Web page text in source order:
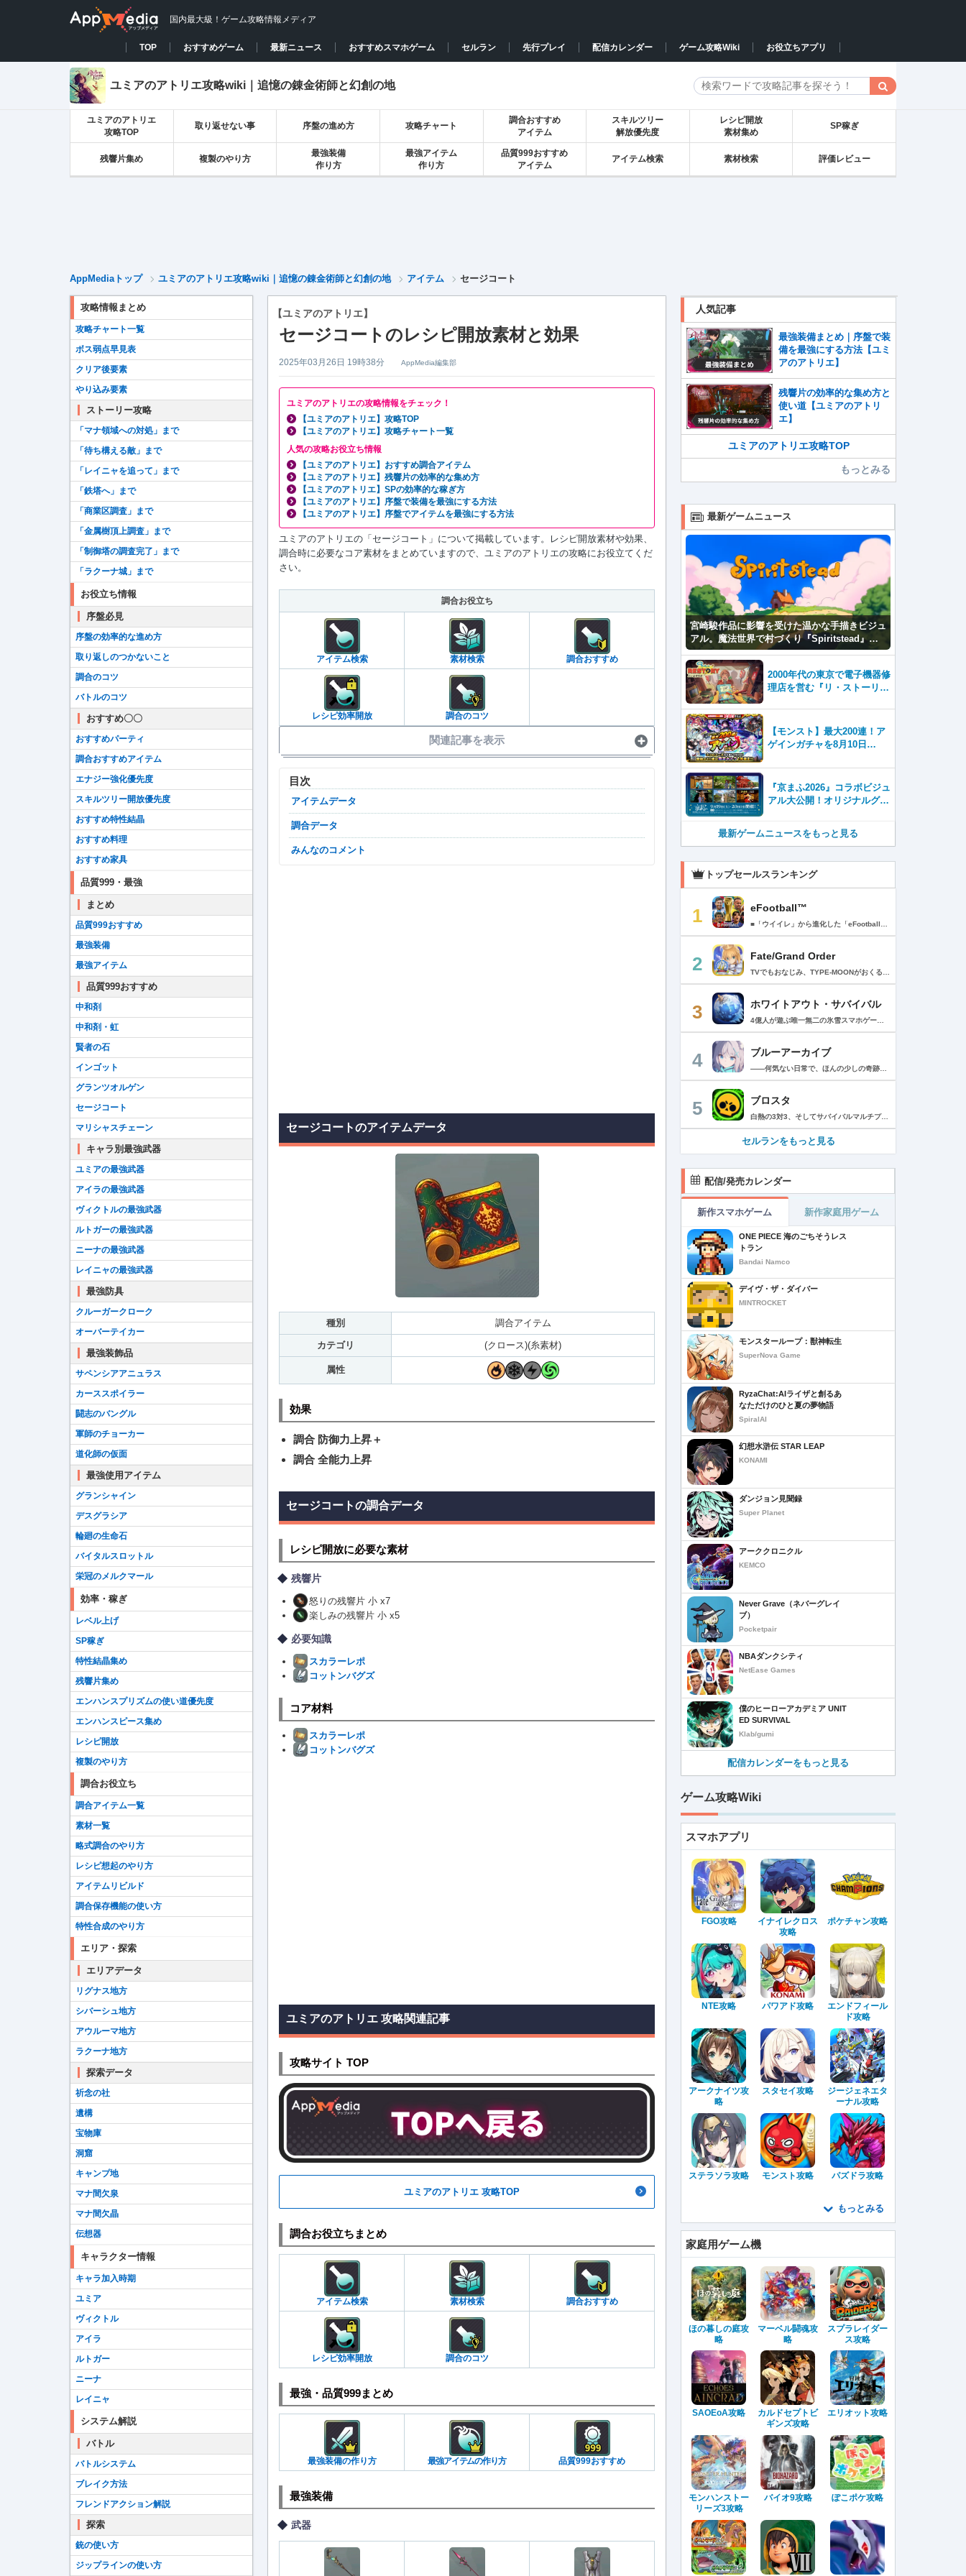
国内最大級！ゲーム攻略情報メディア
TOP おすすめゲーム 最新ニュース おすすめスマホゲーム セルラン 先行プレイ 配信カレンダー ゲーム攻略Wiki お役立ちアプリ
ユミアのアトリエ攻略wiki｜追憶の錬金術師と幻創の地
ユミアのアトリエ
攻略TOP
取り返せない事 序盤の進め方 攻略チャート
調合おすすめ
アイテム
スキルツリー
解放優先度
レシピ開放
素材集め
SP稼ぎ
残響片集め 複製のやり方
最強装備
作り方
最強アイテム
作り方
品質999おすすめ
アイテム
アイテム検索 素材検索 評価レビュー
AppMediaトップ ユミアのアトリエ攻略wiki｜追憶の錬金術師と幻創の地 アイテム セージコート
【ユミアのアトリエ】
セージコートのレシピ開放素材と効果
2025年03月26日 19時38分 AppMedia編集部
ユミアのアトリエの攻略情報をチェック！
【ユミアのアトリエ】攻略TOP
【ユミアのアトリエ】攻略チャート一覧
人気の攻略お役立ち情報
【ユミアのアトリエ】おすすめ調合アイテム
【ユミアのアトリエ】残響片の効率的な集め方
【ユミアのアトリエ】SPの効率的な稼ぎ方
【ユミアのアトリエ】序盤で装備を最強にする方法
【ユミアのアトリエ】序盤でアイテムを最強にする方法
ユミアのアトリエの「セージコート」について掲載しています。レシピ開放素材や効果、
調合時に必要なコア素材をまとめていますので、ユミアのアトリエの攻略にお役立てくだ
さい。
調合お役立ち
アイテム検索 素材検索 調合おすすめ
レシピ効率開放 調合のコツ
関連記事を表示
目次
アイテムデータ
調合データ
みんなのコメント
セージコートのアイテムデータ
種別 調合アイテム
カテゴリ (クロース)(糸素材)
属性
効果
調合 防御力上昇＋
調合 全能力上昇
セージコートの調合データ
レシピ開放に必要な素材
残響片
怒りの残響片 小 x7
楽しみの残響片 小 x5
必要知識
スカラーレポ
コットンバグズ
コア材料
スカラーレポ
コットンバグズ
ユミアのアトリエ 攻略関連記事
攻略サイト TOP
ユミアのアトリエ 攻略TOP
調合お役立ちまとめ
アイテム検索 素材検索 調合おすすめ
レシピ効率開放 調合のコツ
最強・品質999まとめ
最強装備の作り方 最強アイテムの作り方 品質999おすすめ
最強装備
武器
攻略情報まとめ
攻略チャート一覧
ボス弱点早見表
クリア後要素
やり込み要素
ストーリー攻略
「マナ領域への対処」まで
「待ち構える敵」まで
「レイニャを追って」まで
「鉄塔へ」まで
「商業区調査」まで
「金属樹頂上調査」まで
「制御塔の調査完了」まで
「ラクーナ城」まで
お役立ち情報
序盤必見
序盤の効率的な進め方
取り返しのつかないこと
調合のコツ
バトルのコツ
おすすめ〇〇
おすすめパーティ
調合おすすめアイテム
エナジー強化優先度
スキルツリー開放優先度
おすすめ特性結晶
おすすめ料理
おすすめ家具
品質999・最強
まとめ
品質999おすすめ
最強装備
最強アイテム
品質999おすすめ
中和剤
中和剤・虹
賢者の石
インゴット
グランツオルゲン
セージコート
マリシャスチェーン
キャラ別最強武器
ユミアの最強武器
アイラの最強武器
ヴィクトルの最強武器
ルトガーの最強武器
ニーナの最強武器
レイニャの最強武器
最強防具
クルーガークローク
オーバーテイカー
最強装飾品
サペンシアアニュラス
カーススポイラー
闘志のバングル
軍師のチョーカー
道化師の仮面
最強使用アイテム
グランシャイン
デスグラシア
輪廻の生命石
バイタルスロットル
栄冠のメルクマール
効率・稼ぎ
レベル上げ
SP稼ぎ
特性結晶集め
残響片集め
エンハンスプリズムの使い道優先度
エンハンスピース集め
レシピ開放
複製のやり方
調合お役立ち
調合アイテム一覧
素材一覧
略式調合のやり方
レシピ想起のやり方
アイテムリビルド
調合保存機能の使い方
特性合成のやり方
エリア・探索
エリアデータ
リグナス地方
シバーシュ地方
アウルーマ地方
ラクーナ地方
探索データ
祈念の社
遺構
宝物庫
洞窟
キャンプ地
マナ間欠泉
マナ間欠晶
伝想器
キャラクター情報
キャラ加入時期
ユミア
ヴィクトル
アイラ
ルトガー
ニーナ
レイニャ
システム解説
バトル
バトルシステム
ブレイク方法
フレンドアクション解説
探索
銃の使い方
ジップラインの使い方
人気記事
最強装備まとめ｜序盤で装
備を最強にする方法【ユミ
アのアトリエ】
残響片の効率的な集め方と
使い道【ユミアのアトリ
エ】
ユミアのアトリエ攻略TOP
もっとみる
最新ゲームニュース
宮崎駿作品に影響を受けた温かな手描きビジュ
アル。魔法世界で村づくり『Spiritstead』本
日発売
2000年代の東京で電子機器修
理店を営む『リ・ストーリ
【モンスト】最大200連！ア
ゲインガチャを8月10日
『京まふ2026』コラボビジュ
アル大公開！オリジナルグッ
ど、見どころ満載！！
最新ゲームニュースをもっと見る
トップセールスランキング
1 eFootball™
■「ウイイレ」から進化した「eFootball™」 人気サッカーゲーム「ウイニングイレブン」が「eFootball™」とタイトルを変え、大きく進化して生まれ変わりました。「eFootball™」で新しいサッカーゲームを体感しましょう！ ■はじめての方でも安心 ダウンロード後は、実践を交えたステップアップ方式のチュートリアルで直感的に基本操作を覚えることができます！さらに、チュートリアルを全てクリアすると、リオネル メッシがもらえます！！ また、試合の面白さや爽快感を楽しんでいただくためにスマートアシストを実装。 複雑な操作をしなくても、華麗なドリブルやパスで相手をかわして強烈なシュートでゴールを奪うことができます！ 【基本的な遊び方】 ■好きなチームで始めよう 欧州、米州、アジアなど世界各国のクラブやナショナルチームなどお気に入りのチームでスタートできます！ ■選手を獲得しましょう チームを作成したら、選手を獲得しましょう。現役のスーパースターや、歴史に残るレジェンドたちが、あなたのクラブでの活躍を待っています！ ・スペシャル選手リスト 現実の試合で大活躍した選手や、注目リーグの選手、レジェンドなどの特別な選手を獲得できます。 ・スタンダード選手リスト 好きな選手を獲得できます。条件を設定して絞り込むことができます。 ・監督リスト さまざまな戦術や得意な育成タイプを持った監督を獲得できます。 ■試合を楽しもう 獲得した選手でチームを編成したら、いよいよ試合に挑戦！ AIを相手に腕を磨いたり、オンライン対戦でランキングを競ったり、楽しみ方はあなた次第です。 ・対AI戦で腕を磨く 注目リーグのチームやナショナルチームを相手に戦うイベントなど、サッカーシーズンに合わせたさまざまなテーマのイベントが開催されています。 また、10段階にレベル分けされたDivision制の「eFootball™ リーグ」で楽しみながらレベルアップしていくことも可能です！ ・対人戦で実力を試す Division制の全ユーザーとランキングを競う「eFootball™ リーグ」や、毎週開催される様々なイベントで、オンラインでのリアルタイム対戦を楽しむことができます。あなたのドリームチームで、最高峰のDivision 1を目指しましょう！ ・友達と最大3vs3の対戦を楽しむ フレンドマッチ機能を使って、友達と対戦することができます。育て上げたチームの強さを友達に見せつけましょう！ また、最大3vs3の協力対戦も可能。友達とオンラインで集まって対戦を楽しみましょう！ ■選手を育てる 獲得した選手は、選手種別によっては成長させることができます。 試合に出場させたり、ゲーム内アイテムを使用したりして、選手のレベルを上げる事で入手できる「タレントポイント」で、能力パラメータを上昇させましょう。 より自分好みの選手にしたい場合は、手動でポイントを割り振りましょう。 ポイントの割り振りに迷った場合は、[おまかせ]で設定することもできます。 自分だけのお気に入りの選手に育て上げましょう！ 【もっと楽しむ】 ■Live Updateを毎週配信 選手の移籍や、現実の試合での活躍が反映される「Live Update」を搭載。 毎週配信される「Live Update」を参考に、スカッドを編成し試合に挑みましょう。 ■スタジアムをカスタマイズ 試合中のスタジアムに反映されるコレオ・オブジェクトなどのスタジアムパーツをカスタマイズできます。 思い通りのスタジアムにアレンジして、ゲーム体験を彩りましょう！ ※居住国・地域が以下のお客様には、eFootball™ コインによるルートボックス施策をご提供しておりません。 ベルギー、ブラジル(18歳未満) 【最新情報について】 本商品は、新機能やモードの追加、ゲームプレイ・イベントのアップデートを継続的に行っていきます。 最新情報は「eFootball™」公式サイトをご確認ください。 【ダウンロードについて】 本アプリをダウンロードするためには、ストレージに約3.3GBの空き容量が必要となります。 あらかじめ3.3GB以上の容量を空けてからダウンロードを行っていただけますようお願いします。 ダウンロード時はWi-Fi環境で接続することを推奨いたします。 ※アップデートにつきましても同様となります。 【通信環境について】 本アプリはオンラインゲームです。通信可能な環境でお楽しみください。
2 Fate/Grand Order
TVでもおなじみ、TYPE-MOONがおくるFateのRPG！ スマホでも本格的なRPGが楽しめる。 文字数にして500万字超という、圧倒的なボリュームを堪能できるストーリー！ 本編以外にもキャラクターごとにストーリーを用意し、Fateファンも今回はじめてFateの世界を体験される方も十分満足いただける内容となっています。 【あらすじ】 西暦2015年。 地球の未来を観測するカルデアは、2017年以降の人類史が崩壊している事実を確認した。 昨日まで確かに存在していた2115年までの“約束された未来”は、何の前触れもなく突如として消え去ったのだ。 なぜ。どうして。だれが。どうやって。 西暦2004年 日本 ある地方都市。 ここに今まではなかった、「観測できない領域」が現れたと。 カルデアはこれを人類絶滅の原因と仮定し、いまだ実験段階だった第六の実験を決行する事となった。 それは過去への時間旅行。 人間を霊子化させて過去に送りこみ、事象に介入する事で時空の特異点を解明、あるいは破壊する禁断の儀式。 その名を人理守護指令、グランドオーダー。 人類を守るために人類史に立ち向かう、運命と戦うものたちの総称である。 【ゲーム概要】 スマホに最適化された簡単操作のコマンドオーダーバトル！ プレイヤーはマスターとなって英霊たちを操り敵を倒し謎を解明していく。 好みの英霊で戦うか、強い英霊で戦うかバトルスタイルはプレイヤーしだい。 ◆豪華声優陣が続々参加 青木志貴、茜屋日海夏、赤羽根健治、明坂聡美、浅川悠、朝日奈丸佳、阿澄佳奈、阿部彬名、阿部敦、阿部里果、雨宮天、新井里美、井口裕香、井澤詩織、石川界人、石川由依、石谷春貴、伊瀬茉莉也、市ノ瀬加那、伊藤彩沙、伊藤かな恵、伊東健人、伊藤静、伊藤美紀、稲田徹、井上和彦、井上喜久子、井上麻里奈、伊丸岡篤、石見舞菜香、上坂すみれ、植田佳奈、上田麗奈、内田真礼、内田雄馬、内山昂輝、梅原裕一郎、江川央生、江口拓也、江越彬紀、遠藤綾、大久保瑠美、大空直美、大塚明夫、大塚芳忠、大原さやか、大和田仁美、岡本信彦、置鮎龍太郎、小倉唯、小澤亜李、小野賢章、小野大輔、小野友樹、小見川千明、かかずゆみ、柿原徹也、加隈亜衣、笠間淳、加瀬康之、門脇舞以、金元寿子、神尾晋一郎、茅野愛衣、川澄綾子、河西健吾、川野剛稔、神奈延年、鬼頭明里、木村珠莉、木村良平、桐本拓哉、釘宮理恵、久野美咲、黒木ほの香、黒田崇矢、桑原由気、KENN、高野麻里佳、古賀葵、小清水亜美、後藤邑子、小西克幸、小林千晃、小林ゆう、小林裕介、小原好美、小松未可子、子安武人、小山力也、近藤玲奈、斎賀みつき、西前忠久、斉藤壮馬、斎藤千和、坂本真綾、佐倉綾音、櫻井孝宏、佐藤聡美、佐藤利奈、沢城みゆき、下屋則子、島﨑信長、嶋村侑、庄司宇芽香、白石晴香、新垣樽助、真堂圭、末柄里恵、杉田智和、杉山紀彰、鈴木達央、鈴木崚汰、鈴代紗弓、鈴村健一、諏訪彩花、諏訪部順一、関俊彦、関智一、瀬戸麻沙美、芹澤優、仙台エリ、千本木彩花、園崎未恵、大地葉、高乃麗、高野直子、高橋花林、高橋李依、高山みなみ、武内駿輔、竹内良太、武田華、田中敦子、田中美海、田中理恵、谷山紀章、種﨑敦美、種田梨沙、田丸篤志、田村睦心、田村ゆかり、丹下桜、千葉繁、千葉翔也、津田健次郎、紡木吏佐、鶴岡聡、寺崎裕香、寺島拓篤、東山奈央、土岐隼一、飛田展男、戸松遥、豊永利行、鳥海浩輔、中井和哉、中田譲治、長縄まりあ、仲村美沙希、中村悠一、名塚佳織、生天目仁美、浪川大輔、能登麻美子、野中藍、乃村健次、土師孝也、長谷川育美、花江夏樹、花澤香菜、花守ゆみり、早見沙織、原由実、春野杏、潘めぐみ、日岡なつみ、日笠陽子、日野聡、平川大輔、ファイルーズあい、福圓美里、福西勝也、福山潤、藤井隼、藤沼建人、ブリドカットセーラ恵美、古川慎、保志総一朗、星野貴紀、堀内賢雄、堀江由衣、本多真梨子、本多陽子、本渡楓、前野智昭、M・A・O、増田俊樹、Machico、松風雅也、真殿光昭、マフィア梶田、三上哲、三木眞一郎、水樹奈々、水島大宙、水橋かおり、緑川光、水瀬いのり、南央美、峯田茉優、宮野真守、宮本充、村瀬歩、森川智之、森田了介、森永千才、森なな子、諸星すみれ、安井邦彦、山路和弘、山下大輝、山下七海、山寺宏一、山根綺、山野井仁、山村響、悠木碧、ゆかな、遊佐浩二、吉野裕行、佳村はるか、米澤円、若林直美、和氣あず未、和多田美咲（50音順） ◆全体構成・メインシナリオ・シナリオ・総監督 奈須きのこ ◆リードキャラクターデザイナー 武内崇 ◆アートディレクション TYPE-MOON ◆メインシナリオ・シナリオ執筆 東出祐一郎、桜井光 水瀬葉月、星空めてお ◆ゲストライター amphibian、虚淵玄（ニトロプラス）、acpi、ＯＫＳＧ（TYPE-MOON）、経験値、小太刀右京、三田誠、たけのこ星人、橘公司、田中天（株式会社フラッグノーツ）、成田良悟、鋼屋ジン、ひろやまひろし、円居挽、茗荷屋甚六、矢野俊策（株式会社フラッグノーツ）、リヨ（50音順） ◆キャラクターデザイン I-IV、蒼月タカオ（TYPE-MOON）、AKIRA、Azusa、東冬、荒野、Anmi、池澤真、石田あきら、いみぎむる、兔ろうと、羽海野チカ、大森葵、岡崎武士、okojo、およ、加藤いつわ、カワグチタケシ、きばどりリュー、桐原小鳥、ギンカ、倉花千夏、黒星紅白、小梅けいと、近衛乙嗣、小松崎類、こやまひろかず（TYPE-MOON）、西藤浩樹（LASENGLE）、saitom、坂本みねぢ、佐々木少年、サテー、色素、縞うどん（TYPE-MOON）、島田フミカネ、しまどりる、sime、下越（TYPE-MOON）、シャカＰ（LASENGLE）、白浜鴎、しらび、白峰、真じろう、STAR影法師、曽我誠、タイキ、高橋慶太郎、高山箕犀、竹、武中英雄、武梨えり、たけのこ星人、TAKOLEGS、田島昭宇、タスクオーナ、danciao、中央東口、CHOCO、悌太、Dd、天空すふぃあ、DANGERDROP、toi8、トリダモノ、中原、なまにくATK、西出ケンゴロー、nipi、ネコタワワ、NOCO、pako、林けゐ、原田たけひと、春野友矢、ばん！、Bすけ、左、ヒライユキオ、平野稜二、広江礼威、ひろやまひろし、PFALZ、ぶくろて、huke、BLACK（TYPE-MOON）、古海鐘一、BUNBUN、hou、ホトソウカ、本庄雷太、前田浩孝、マシマサキ、また、松竜、Mika Pikazo、緑川美帆、三輪士郎、村山竜大、めろん22、望月けい、元村人、森井しづき、森山大輔、山中虎鉄、YOCO_N（LASENGLE）、余湖裕輝、米山舞、La-na、lack、リヨ、Ryota-H、輪くすさが、redjuice、ReDrop、ろび～な、ワダアルコ、渡れい（50音順） このアプリケーションには、（株）ＣＲＩ・ミドルウェアの「CRIWARE（TM）」が使用されています。
3 ホワイトアウト・サバイバル
4億人が遊ぶ唯一無二の氷雪スマホゲーム！サクッと爽快！みんなで極寒サバイバル ！ 猛吹雪に襲われ、かつての世界は崩壊。人類の文明の灯火は、氷雪の中で今にも消えかかっている…。 生存者達よ、今こそ立ち上がれ！——仲間を率いて希望の灯りをともし、凍てつく大地に新たな拠点を築こう！ さらに新規ユーザー限定でSSR英雄「ジャスミン」が無料で仲間入り！ 彼女と共に氷原の奥地へと踏み込み、吹雪の中に潜む未知の脅威に立ち向かおう！ 【ゲームの特徴】 ◆領地再建！凍土に希望の光を！ 大溶鉱炉に火を灯すことから始めて、積もった雪を溶かして領土を開拓しよう！ 法令を発布して人員を的確に配置すれば、拠点の建設効率がぐんとアップ！ ◆放置で楽々、資源を効率ストック！ ワンタップで英雄を派遣するだけで、見守りは不要！ オフライン中も資源は自動でたっぷり蓄積されて、戻れば報酬が山盛り！極寒サバイバルでも、もう怖くない！ ◆お手軽に始められる氷雪ミニゲーム！ ミニゲームが次々と登場！「穴釣り選手権」でレア生物図鑑を解放し、「除雪隊」で雪山の宝を発見しよう！ スキマ時間でも気軽にプレイできて、雪原ライフは楽しさ満載！ ◆戦略を駆使して、英雄で敵を撃退！ 英雄はレベル共有で育成の手間いらずで、スキルを活かせば様々な難関を攻略可能！ 最強チームを組み上げて、敵を圧倒しよう！ ◆協力プレイで、凍土制覇を目指そう！ 同盟の支援で負傷者の治療や育成もスピードアップ！ 作戦を練って仲間と役割分担すれば戦力倍増！勝利の喜びをみんなで分かち合おう！ さらにたくさんのコンテンツをお届けいたします： ◆オフィシャルサイト: https://whiteoutsurvival.centurygames.com/ja ◆X: https://x.com/WOS_Japan ◆Facebook: https://www.facebook.com/WhiteoutSurvival ◆Discord: https://discord.gg/whiteoutsurvival ◆YouTube: https://www.youtube.com/@WhiteoutSurvivalOfficial_JA ◆TikTok: https://www.tiktok.com/@howasaba.jp
4 ブルーアーカイブ
――何気ない日常で、ほんの少しの奇跡を見つける物語 Yostarが贈る学園×青春×物語RPG『ブルーアーカイブ -Blue Archive-』！ 先生として、個性豊かで魅力的な生徒たちと共に、一風変わった学園都市キヴォトスの 日常を過ごそう！ ■あらすじ ここは学園都市キヴォトス。 数千の学園からなる超巨大学園都市では、日々トラブルが絶えない。 この問題に対応すべく、連邦生徒会長によって連邦捜査部【シャーレ】が設立された。 この物語は【シャーレ】の顧問となる先生とそれに協力する生徒たちと学園都市での日常を 描いた物語である。 ▼可愛いキャラクターが活躍する3Dバトル 大迫力の3Dリアルタイムバトル！ 可愛いキャラクター達が画面いっぱいに所狭しと大活躍。 あなたは先生として、生徒たちを指揮しよう！ ▼個性豊かなキャラクターを彩るハイクオリティの2Dアニメーション 美少女キャラクターたちが綺麗な2Dアニメーションであなたを迎えてくれる！ 仲良くなると特別なアニメーションが見れることもあるぞ！ ▼生徒たちと絆を深めて彼女たちと特別な日常を過ごそう！ 一緒にいる時間が長ければ長いほど、彼女たちはあなたとの絆は深まっていく。 そんな彼女たちとの日々が、きっとあなたの日常を特別なものに！ ▼公式Twitter https://twitter.com/Blue_ArchiveJP ▼公式サイト https://bluearchive.jp/ (C)Yostar, Inc.
5 ブロスタ
白熱の3対3、そしてサバイバルマルチプレイを楽しめるモバイルゲーム！3分間で展開する様々なゲームモード… 友達と共闘するもよし、一人で戦うもよし。 強力な必殺技や特殊能力を持ったキャラクターを入手して、アップグレードしましょう。ユニークなスキンを集めれば、戦場でひときわ目立つこと間違いなし！ブロスタワールドの不思議なステージで、バトルを繰り広げましょう！ ブロスタは無料でダウンロードおよびプレイが可能ですが、一部のゲーム内アイテムを有料で購入いただくことも可能です（ランダムなアイテムを含む）。ゲーム内アイテムの有料購入を希望しない場合は、デバイスの設定からアプリ内課金を無効にしてください。 様々なゲームモードで戦おう エメラルドハント（3対3）：チームの仲間と共に敵チームに勝利！エメラルドを10個集めたら最後まで守り抜きましょう。倒されるとエメラルドも失います。 バトルロイヤル（ソロ/デュオ）：生き残りをかけたサバイバルモード。キャラクターのパワーアップを集めましょう。デュオまたはソロモードを選んだら、大混乱の戦場で最後まで生き延びた者が勝者となります。そして勝者がすべてを独り占めします！ ブロストライカー（3対3）：ひと味違うゲームモードです！サッカーの腕試しといきましょう。先に2ゴールを決めたチームが勝利します。なおレッドカードはありませんので、激しいバトルにご注意ください。 賞金稼ぎ（3対3）：敵を倒して星を獲得！自分の星も守り抜きましょう。より多くの星を集めたチームの勝利です。 強奪（3対3）：チームの金庫を守りながら、敵チームの金庫の破壊を目指します。ひっそりと前進したら、豪快にお宝までの道を切り拓きましょう！ 特別イベント：期間限定の特別な対人および対CPUゲームモードです。 チャンピオンシップチャレンジ：ブロスタのゲーム内予選に参加して、eスポーツの世界に飛び込みましょう！ キャラクターのアンロックとアップグレード 強力な必殺技や特殊能力を持ったキャラクターを集めて、アップグレードしましょう。キャラクターを強化して、ユニークなスキンを集めましょう。 ブロスタパス クエストやブロスタボックス、エメラルド、ピンズ、そしてブロスタパス限定スキンなど、特典が盛りだくさん！シーズンごとに特典は変わります。 MVPプレイヤーになろう ローカルのランキングを駆け上がり、あなたの強さを証明しましょう！ どんな時も進化しよう 新たなキャラクターやスキン、マップ、特別イベント、ゲームモードを探し求めましょう。 特徴： 3対3のリアルタイム対戦で世界中のプレイヤーとバトル 白熱のモバイル向けサバイバルマルチプレイ 独自の攻撃や必殺技を持った、強力な新キャラクターをアンロック 日々入れ替わるイベントとゲームモード バトルは一人でも、フレンドと一緒でもプレイ可能 グローバルまたはローカルのランキングを駆け上がろう 仲間とクラブを結成したり参加したりして、情報交換しながら共に戦おう スキンをアンロックしてキャラクターをカスタマイズ プレイヤーが作った攻略の難しい新マップ クラッシュ・オブ・クラン、クラッシュ・ロワイヤル、ブーム・ビーチの制作会社がお届けするバトルゲーム！ サポート： サポートが必要な際は、ゲーム内の設定の「ヘルプとサポート」からご連絡いただくか、http://supercell.helpshift.com/a/brawl-stars/をご覧ください。 プライバシーポリシー： http://supercell.com/en/privacy-policy/jp/ サービス利用規約： http://supercell.com/en/terms-of-service/jp/ 保護者の皆さまへ： http://supercell.com/en/parents/jp/
セルランをもっと見る
配信/発売カレンダー
新作スマホゲーム 新作家庭用ゲーム
ONE PIECE 海のごちそうレス
トラン
Bandai Namco
デイヴ・ザ・ダイバー
MINTROCKET
モンスターループ：獣神転生
SuperNova Game
RyzaChat:AIライザと創るあ
なただけのひと夏の夢物語
SpiralAI
幻想水滸伝 STAR LEAP
KONAMI
ダンジョン見聞録
Super Planet
アーククロニクル
KEMCO
Never Grave（ネバーグレイ
ブ）
Pocketpair
NBAダンクシティ
NetEase Games
僕のヒーローアカデミア UNIT
ED SURVIVAL
Klab/gumi
配信カレンダーをもっと見る
ゲーム攻略Wiki
スマホアプリ
FGO攻略
イナイレクロス
攻略
ポケチャン攻略
NTE攻略 パワアド攻略
エンドフィール
ド攻略
アークナイツ攻
略
スタセイ攻略
ジージェネエタ
ーナル攻略
ステラソラ攻略 モンスト攻略 パズドラ攻略
もっとみる
家庭用ゲーム機
ほの暮しの庭攻
略
マーベル闘魂攻
略
スプラレイダー
ス攻略
SAOEoA攻略
カルドセプトビ
ギンズ攻略
エリオット攻略
モンハンストー
リーズ3攻略
バイオ9攻略 ぽこポケ攻略